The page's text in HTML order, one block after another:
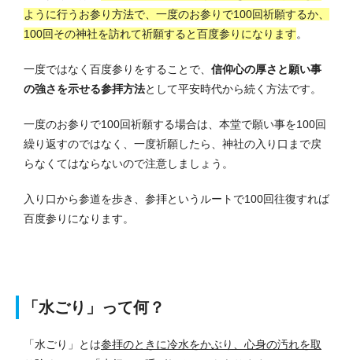
ように行うお参り方法で、一度のお参りで100回祈願するか、
100回その神社を訪れて祈願すると百度参りになります。
一度ではなく百度参りをすることで、 信仰心の厚さと願い事
の強さを示せる参拝方法として平安時代から続く方法です。
一度のお参りで100回祈願する場合は、本堂で願い事を100回
繰り返すのではなく、一度祈願したら、神社の入り口まで戻
らなくてはならないので注意しましょう。
入り口から参道を歩き、参拝というルートで100回往復すれば
百度参りになります。
「水ごり」って何？
「水ごり」とは参拝のときに冷水をかぶり、心身の汚れを取